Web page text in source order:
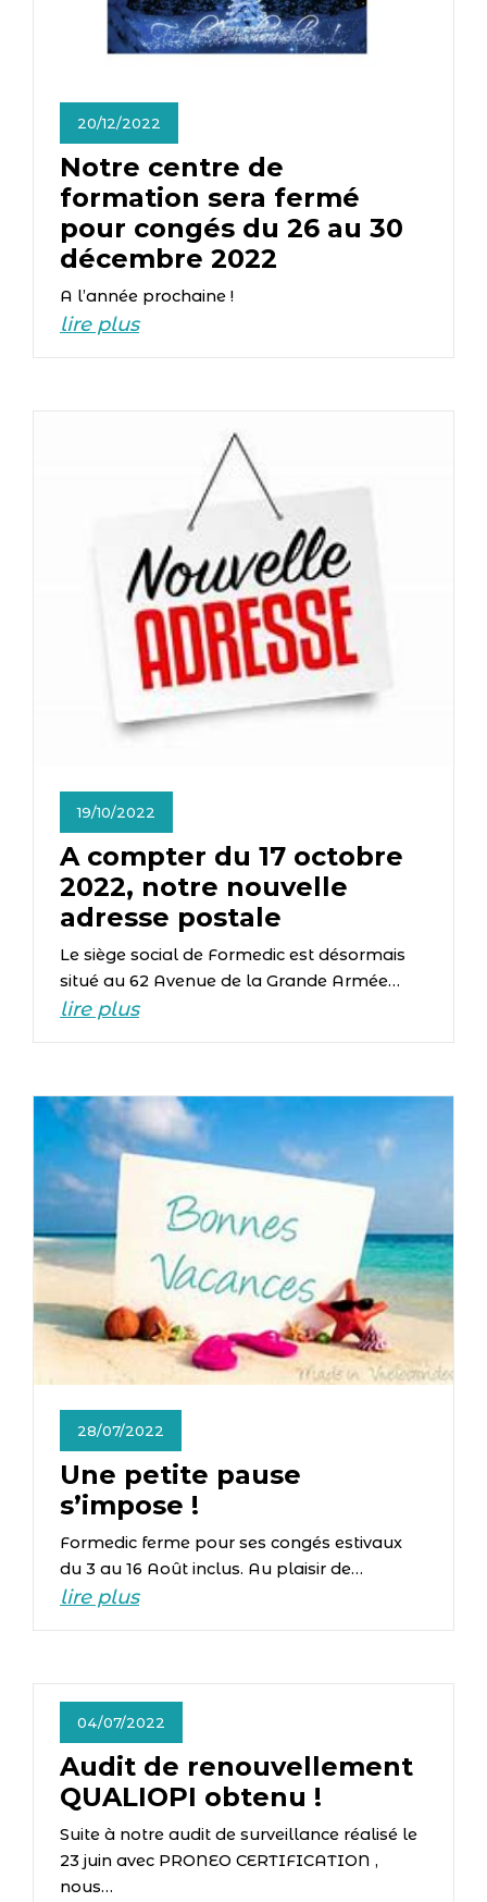
20/12/2022
Notre centre de
formation sera fermé
pour congés du 26 au 30
décembre 2022
A l’année prochaine !
lire plus
19/10/2022
A compter du 17 octobre
2022, notre nouvelle
adresse postale
Le siège social de Formedic est désormais
situé au 62 Avenue de la Grande Armée…
lire plus
28/07/2022
Une petite pause
s’impose !
Formedic ferme pour ses congés estivaux
du 3 au 16 Août inclus. Au plaisir de…
lire plus
04/07/2022
Audit de renouvellement
QUALIOPI obtenu !
Suite à notre audit de surveillance réalisé le
23 juin avec PRONEO CERTIFICATION ,
nous…